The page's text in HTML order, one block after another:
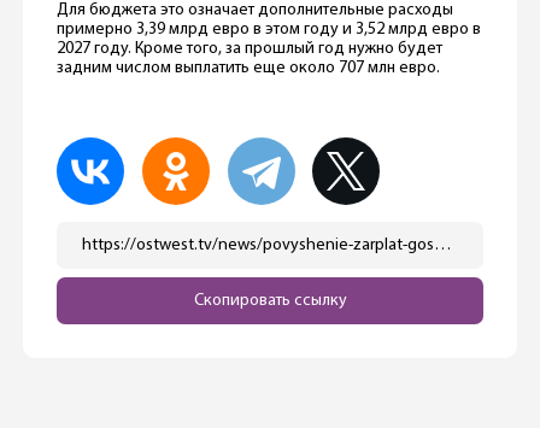
Для бюджета это означает дополнительные расходы
примерно 3,39 млрд евро в этом году и 3,52 млрд евро в
2027 году. Кроме того, за прошлый год нужно будет
задним числом выплатить еще около 707 млн евро.
https://ostwest.tv/news/povyshenie-zarplat-gossluzhashhim-mozhet-obojtis-zemlyam-v-sotni-millionov-evro/
Скопировать ссылку